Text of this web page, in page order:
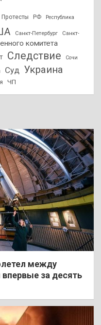
Протесты РФ Республика
Санкт-Петербург
Санкт-
комитета
Следствие Сочи
Суд Украина
ЧП
между
за десять